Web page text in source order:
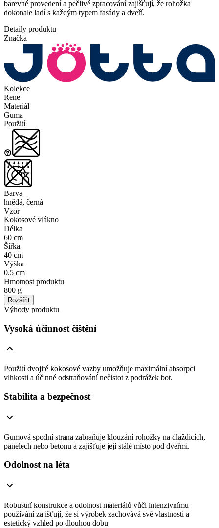
barevné provedení a pečlivé zpracování zajišťují, že rohožka
dokonale ladí s každým typem fasády a dveří.
Detaily produktu
Značka
Kolekce
Rene
Materiál
Guma
Použití
Barva
hnědá, černá
Vzor
Kokosové vlákno
Délka
60 cm
Šířka
40 cm
Výška
0.5 cm
Hmotnost produktu
800 g
Rozšířit
Výhody produktu
Vysoká účinnost čištění
Použití dvojité kokosové vazby umožňuje maximální absorpci
vlhkosti a účinné odstraňování nečistot z podrážek bot.
Stabilita a bezpečnost
Gumová spodní strana zabraňuje klouzání rohožky na dlaždicích,
panelech nebo betonu a zajišťuje její stálé místo pod dveřmi.
Odolnost na léta
Robustní konstrukce a odolnost materiálů vůči intenzivnímu
používání zajišťují, že si výrobek zachovává své vlastnosti a
estetický vzhled po dlouhou dobu.